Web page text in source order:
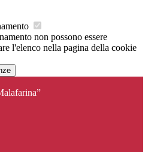
non possono essere
l'elenco nella pagina della cookie